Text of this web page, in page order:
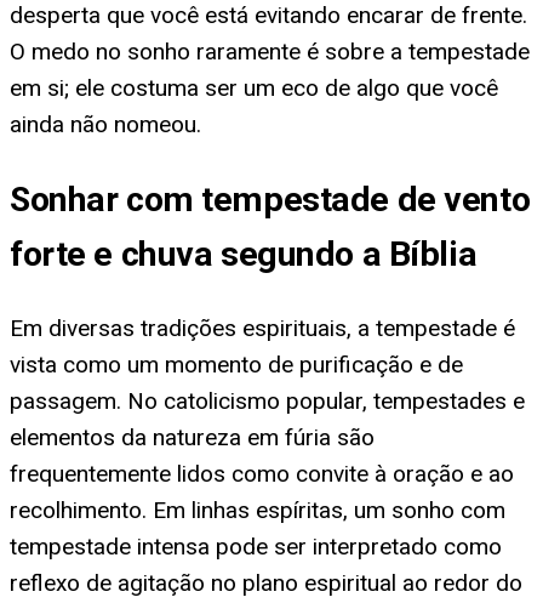
desperta que você está evitando encarar de frente.
O medo no sonho raramente é sobre a tempestade
em si; ele costuma ser um eco de algo que você
ainda não nomeou.
Sonhar com tempestade de vento
forte e chuva segundo a Bíblia
Em diversas tradições espirituais, a tempestade é
vista como um momento de purificação e de
passagem. No catolicismo popular, tempestades e
elementos da natureza em fúria são
frequentemente lidos como convite à oração e ao
recolhimento. Em linhas espíritas, um sonho com
tempestade intensa pode ser interpretado como
reflexo de agitação no plano espiritual ao redor do